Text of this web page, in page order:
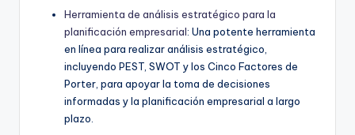
Herramienta de análisis estratégico para la
planificación empresarial: Una potente herramienta
en línea para realizar análisis estratégico,
incluyendo PEST, SWOT y los Cinco Factores de
Porter, para apoyar la toma de decisiones
informadas y la planificación empresarial a largo
plazo.